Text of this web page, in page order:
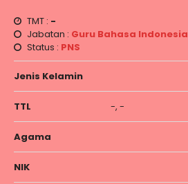
TMT : -
Jabatan : Guru Bahasa Indonesia
Status : PNS
Jenis Kelamin
TTL -, -
Agama
NIK